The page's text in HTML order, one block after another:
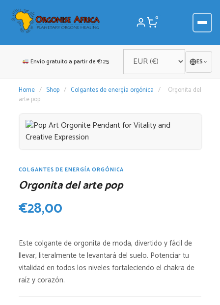
contenido
0
Envío gratuito a partir de €125 ES
Home / Shop / Colgantes de energía orgónica /
Orgonita del
arte pop
COLGANTES DE ENERGÍA ORGÓNICA
Orgonita del arte pop
€28,00
Este colgante de orgonita de moda, divertido y fácil de
llevar, literalmente te levantará del suelo. Potenciar tu
vitalidad en todos los niveles fortaleciendo el chakra de
raíz y corazón.